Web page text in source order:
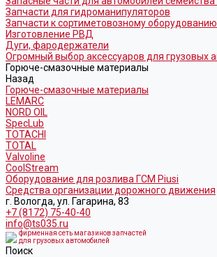
Запчасти для гидроманипуляторов
Запчасти к сортиметовозному
Изготовление РВД
Дуги, фародержатели
Огромный выбор аксессуаров для грузовых
Горюче-смазочные материалы
Назад
Горюче-смазочные материалы
LEMARC
NORD OIL
SpecLub
TOTACHI
TOTAL
Valvoline
CoolStream
Оборудование для розлива ГСМ Piusi
Средства организации дорожного движения
г. Вологда, ул. Гагарина, 83
+7 (8172) 75-40-40
info@ts035.ru
фирменная сеть магазинов запчастей
для грузовых автомобилей
Поиск